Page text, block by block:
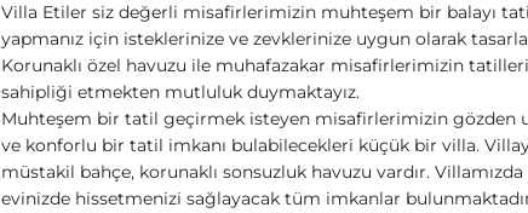
Villa Etiler siz değerli misafirlerimizin muhteşem bir balayı
yapmanız için isteklerinize ve zevklerinize uygun olarak
Korunaklı özel havuzu ile muhafazakar misafirlerimizin
sahipliği etmekten mutluluk duymaktayız.
Muhteşem bir tatil geçirmek isteyen misafirlerimizin gözden
ve konforlu bir tatil imkanı bulabilecekleri küçük bir villa.
müstakil bahçe, korunaklı sonsuzluk havuzu vardır. Villamızda
evinizde hissetmenizi sağlayacak tüm imkanlar